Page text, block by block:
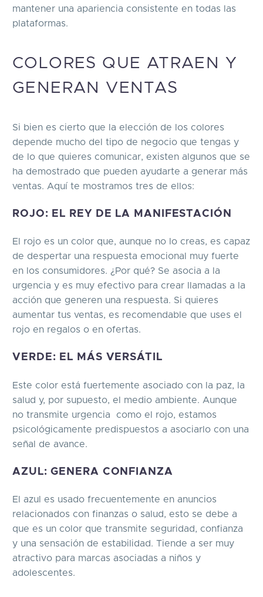
mantener una apariencia consistente en todas las
plataformas.
COLORES QUE ATRAEN Y
GENERAN VENTAS
Si bien es cierto que la elección de los colores
depende mucho del tipo de negocio que tengas y
de lo que quieres comunicar, existen algunos que se
ha demostrado que pueden ayudarte a generar más
ventas. Aquí te mostramos tres de ellos:
ROJO: EL REY DE LA MANIFESTACIÓN
El rojo es un color que, aunque no lo creas, es capaz
de despertar una respuesta emocional muy fuerte
en los consumidores. ¿Por qué? Se asocia a la
urgencia y es muy efectivo para crear llamadas a la
acción que generen una respuesta. Si quieres
aumentar tus ventas, es recomendable que uses el
rojo en regalos o en ofertas.
VERDE: EL MÁS VERSÁTIL
Este color está fuertemente asociado con la paz, la
salud y, por supuesto, el medio ambiente. Aunque
no transmite urgencia como el rojo, estamos
psicológicamente predispuestos a asociarlo con una
señal de avance.
AZUL: GENERA CONFIANZA
El azul es usado frecuentemente en anuncios
relacionados con finanzas o salud, esto se debe a
que es un color que transmite seguridad, confianza
y una sensación de estabilidad. Tiende a ser muy
atractivo para marcas asociadas a niños y
adolescentes.